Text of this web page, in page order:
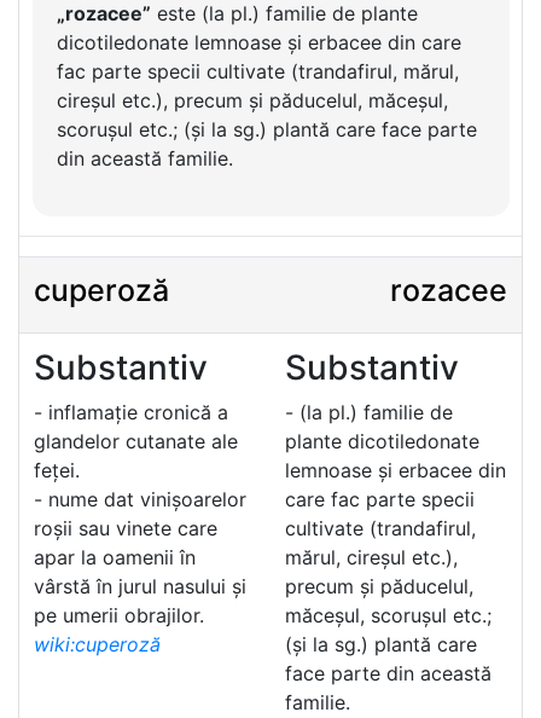
„rozacee” este (la pl.) familie de plante
dicotiledonate lemnoase și erbacee din care
fac parte specii cultivate (trandafirul, mărul,
cireșul etc.), precum și păducelul, măceșul,
scorușul etc.; (și la sg.) plantă care face parte
din această familie.
cuperoză rozacee
Substantiv
- inflamație cronică a
glandelor cutanate ale
feței.
- nume dat vinișoarelor
roșii sau vinete care
apar la oamenii în
vârstă în jurul nasului și
pe umerii obrajilor.
wiki:cuperoză
Substantiv
- (la pl.) familie de
plante dicotiledonate
lemnoase și erbacee din
care fac parte specii
cultivate (trandafirul,
mărul, cireșul etc.),
precum și păducelul,
măceșul, scorușul etc.;
(și la sg.) plantă care
face parte din această
familie.